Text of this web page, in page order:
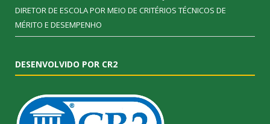
DIRETOR DE ESCOLA POR MEIO DE CRITÉRIOS TÉCNICOS DE
MÉRITO E DESEMPENHO
DESENVOLVIDO POR CR2